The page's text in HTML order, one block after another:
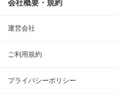
会社概要・規約
運営会社
ご利用規約
プライバシーポリシー